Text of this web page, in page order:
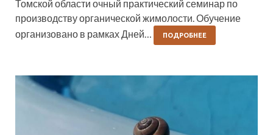
Томской области очный практический семинар по
производству органической жимолости. Обучение
организовано в рамках Дней…
ПОДРОБНЕЕ